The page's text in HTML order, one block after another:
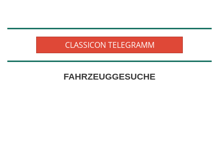
CLASSICON TELEGRAMM
FAHRZEUGGESUCHE